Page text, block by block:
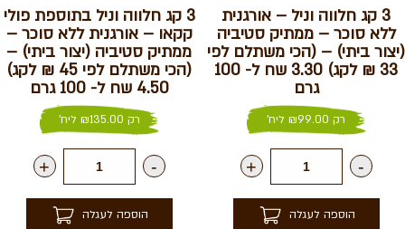
3 קג חלווה וניל – אורגנית
ללא סוכר – ממתיק סטיביה
(יצור ביתי) – (הכי משתלם לפי
33 ₪ לקג) 3.30 שח ל- 100
גרם
רק ₪99.00 ליח'
-
+
הוספה לעגלה
3 קג חלווה וניל בתוספת פולי
קקאו – אורגנית ללא סוכר –
ממתיק סטיביה (יצור ביתי) –
(הכי משתלם לפי 45 ₪ לקג)
4.50 שח ל- 100 גרם
רק ₪135.00 ליח'
-
+
הוספה לעגלה